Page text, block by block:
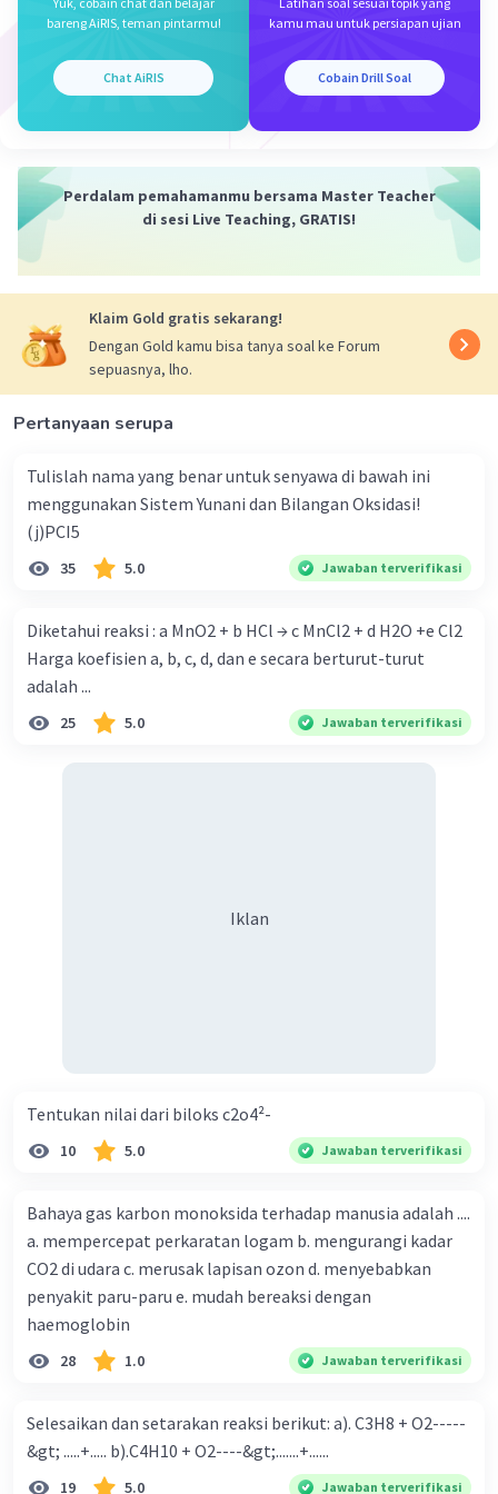
reaksi akan bergeser ke arah reaksi endoterm,
Nilai tetapan kesetimbangan hanya dipengaruhi
oleh suhu. Pada reaksi di atas, jika suhu dinaikkan
dan reaksi bergeser ke arah kanan (arah NO₂),
Beri Rating·5.0( 1) Balas
bareng AiRIS, teman pintarmu!
Chat AiRIS
kamu mau untuk persiapan ujian
Cobain Drill Soal
Perdalam pemahamanmu bersama Master Teacher
di sesi Live Teaching, GRATIS!
Klaim Gold gratis sekarang!
Dengan Gold kamu bisa tanya soal ke Forum
sepuasnya, lho.
Pertanyaan serupa
Tulislah nama yang benar untuk senyawa di bawah ini
menggunakan Sistem Yunani dan Bilangan Oksidasi!
(j)PCI5
35 5.0 Jawaban terverifikasi
Diketahui reaksi : a MnO2 + b HCl → c MnCl2 + d H2O +e Cl2
Harga koefisien a, b, c, d, dan e secara berturut-turut
adalah ...
25 5.0 Jawaban terverifikasi
Iklan
Tentukan nilai dari biloks c2o4²-
10 5.0 Jawaban terverifikasi
Bahaya gas karbon monoksida terhadap manusia adalah ....
a. mempercepat perkaratan logam b. mengurangi kadar
CO2 di udara c. merusak lapisan ozon d. menyebabkan
penyakit paru-paru e. mudah bereaksi dengan
haemoglobin
28 1.0 Jawaban terverifikasi
Selesaikan dan setarakan reaksi berikut: a). C3H8 + O2-----
&gt; .....+..... b).C4H10 + O2----&gt;.......+......
19 5.0 Jawaban terverifikasi